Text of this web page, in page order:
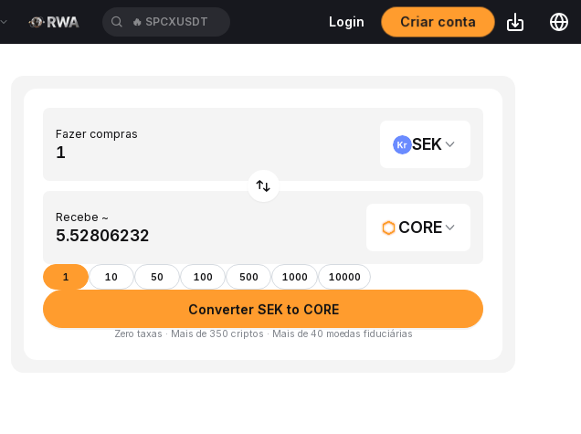
🔥 SPCXUSDT Login Criar conta
Fazer compras
SEK
Recebe ~
CORE
1 10 50 100 500 1000 10000
Converter SEK to CORE
Zero taxas · Mais de 350 criptos · Mais de 40 moedas fiduciárias